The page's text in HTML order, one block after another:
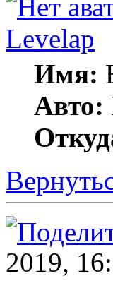
Levelap
Имя:
Авто:
2019,